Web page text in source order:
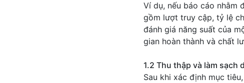
Ví dụ, nếu báo cáo nhằm
gồm lượt truy cập, tỷ lệ
đánh giá năng suất của
gian hoàn thành và chất
1.2 Thu thập và làm sạch
Sau khi xác định mục